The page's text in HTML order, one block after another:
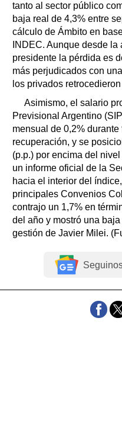
tanto al sector público
baja real de 4,3% entre
cálculo de Ámbito en
INDEC. Aunque desde
presidente la pérdida es
más perjudicados con
los privados
Asimismo, el salario
Previsional Argentino
mensual de 0,2%
recuperación, y se
(p.p.) por encima del
un informe oficial de la
hacia el interior del
principales Convenios
contrajo un 1,7% en
del año y mostró una
gestión de Javier Milei.